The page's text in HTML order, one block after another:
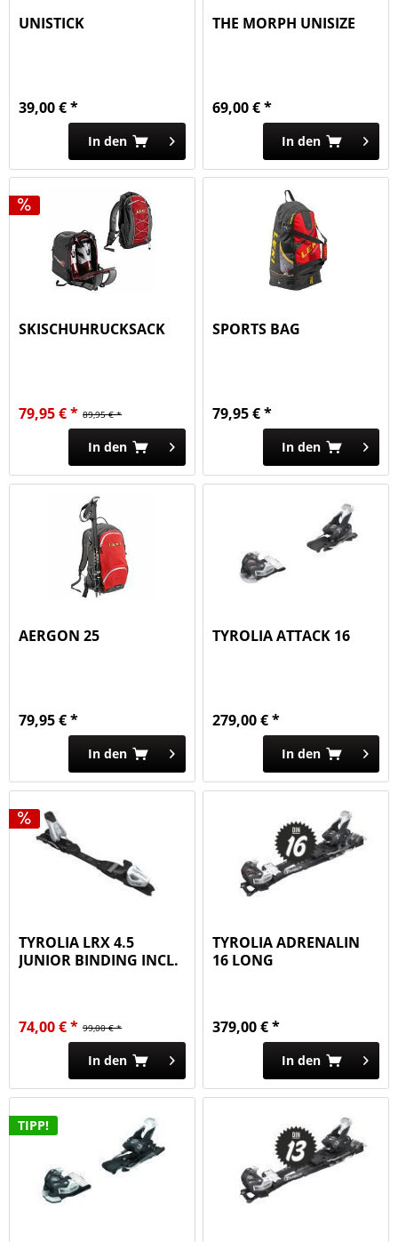
UNISTICK
39,00 € *
In den
THE MORPH UNISIZE
69,00 € *
In den
SKISCHUHRUCKSACK
89,95 € *
79,95 € *
In den
SPORTS BAG
79,95 € *
In den
AERGON 25
79,95 € *
In den
TYROLIA ATTACK 16
279,00 € *
In den
TYROLIA LRX 4.5
JUNIOR BINDING INCL.
99,00 € *
74,00 € *
In den
TYROLIA ADRENALIN
16 LONG
379,00 € *
In den
TIPP!